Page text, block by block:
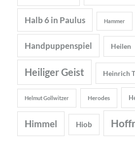
Halb 6 in Paulus Hammer
Handpuppenspiel Heilen
Heiliger Geist Heinrich
Helmut Gollwitzer Herodes
Himmel Hiob